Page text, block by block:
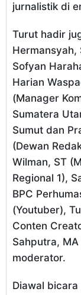
jurnalistik di
Turut hadir
Hermansyah,
Sofyan
Harian
(Manager
Sumatera
Sumut dan
(Dewan
Wilman, ST
Regional 1),
BPC
(Youtuber),
Conten
Sahputra,
moderator.
Diawal